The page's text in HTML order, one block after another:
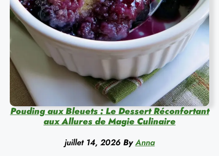
Pouding aux Bleuets : Le Dessert Réconfortant
aux Allures de Magie Culinaire
juillet 14, 2026 By Anna